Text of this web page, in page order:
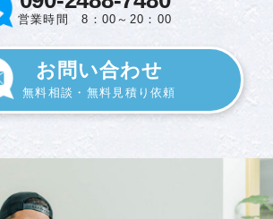
営業時間 8：00～20：00
お問い合わせ
無料相談・無料見積り依頼